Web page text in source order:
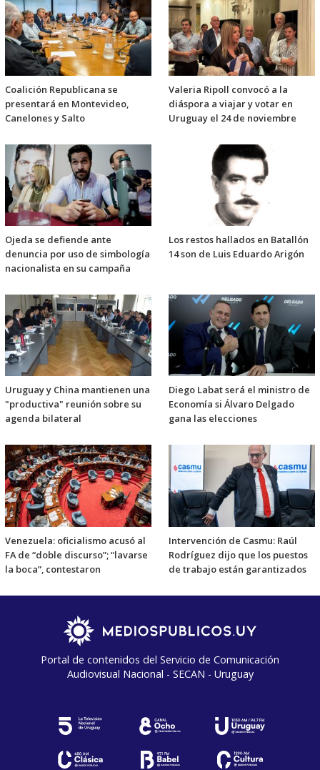
Coalición Republicana se
presentará en Montevideo,
Canelones y Salto
Valeria Ripoll convocó a la
diáspora a viajar y votar en
Uruguay el 24 de noviembre
Ojeda se defiende ante
denuncia por uso de simbología
nacionalista en su campaña
Los restos hallados en Batallón
14 son de Luis Eduardo Arigón
Uruguay y China mantienen una
"productiva" reunión sobre su
agenda bilateral
Diego Labat será el ministro de
Economía si Álvaro Delgado
gana las elecciones
Venezuela: oficialismo acusó al
FA de “doble discurso”; “lavarse
la boca”, contestaron
Intervención de Casmu: Raúl
Rodríguez dijo que los puestos
de trabajo están garantizados
Portal de contenidos del Servicio de Comunicación
Audiovisual Nacional - SECAN - Uruguay